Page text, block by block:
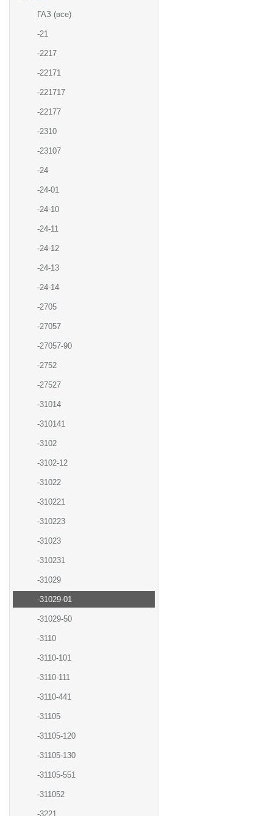
ГАЗ (все)
-21
-2217
-22171
-221717
-22177
-2310
-23107
-24
-24-01
-24-10
-24-11
-24-12
-24-13
-24-14
-2705
-27057
-27057-90
-2752
-27527
-31014
-310141
-3102
-3102-12
-31022
-310221
-310223
-31023
-310231
-31029
-31029-01
-31029-50
-3110
-3110-101
-3110-111
-3110-441
-31105
-31105-120
-31105-130
-31105-551
-311052
-3221